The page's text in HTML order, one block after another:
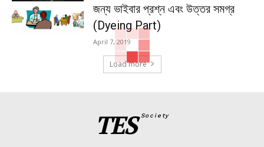
জন্য ভাইবার প্রশ্ন এবং উত্তর সমগ্র
(Dyeing Part)
April 7, 2019
Load more
TES Society